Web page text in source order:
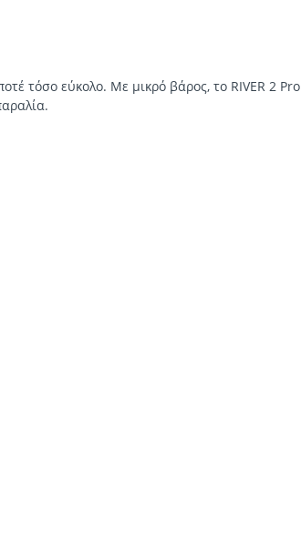
τόσο εύκολο. Με μικρό βάρος, το RIVER 2 Pro